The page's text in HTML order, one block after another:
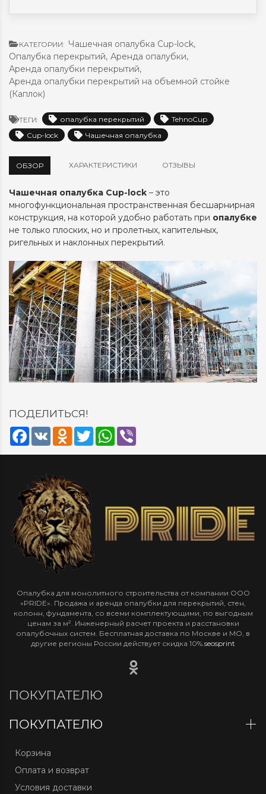
КАТЕГОРИИ: Чашечная опалубка Cup-lock,
Опалубка перекрытий, Аренда опалубки,
Аренда опалубки перекрытий,
Аренда опалубки перекрытий на объемной стойке
(Каплок)
ТЕГИ: опалубка перекрытий
TehnoCup
Cup-lock
Чашечная опалубка
ОБЗОР ХАРАКТЕРИСТИКИ ОТЗЫВЫ
Чашечная опалубка Cup-lock – это
многофункциональная пространственная бесшарнирная
конструкция, на которой удобно работать при опалубке
не только плоских, но и пролетных, капительных,
ригельных и наклонных перекрытий.
ПОДЕЛИТЬСЯ!
Facebook
VK Odnoklassniki
TwitterWhatsApp
Опалубка для монолитного строительства от компании ООО
«PRIDE». Продажа и аренда опалубки для перекрытий, стен,
колонн, фундамента, со всеми комплектующими, по выгодным
ценам за м². Инженерный расчет проекта и расстановки
опалубочных систем. Бесплатная доставка по Москве и МО, в
другие регионы России действует скидка 10%. seosprint
ПОКУПАТЕЛЮ
ПОКУПАТЕЛЮ
Корзина
Оплата и возврат
Условия доставки